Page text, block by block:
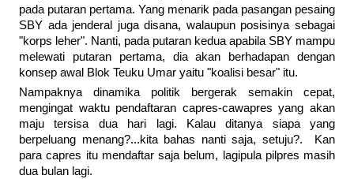
pada putaran pertama. Yang menarik pada pasangan pesaing
SBY ada jenderal juga disana, walaupun posisinya sebagai
"korps leher". Nanti, pada putaran kedua apabila SBY mampu
melewati putaran pertama, dia akan berhadapan dengan
konsep awal Blok Teuku Umar yaitu "koalisi besar" itu.
Nampaknya dinamika politik bergerak semakin cepat,
mengingat waktu pendaftaran capres-cawapres yang akan
maju tersisa dua hari lagi. Kalau ditanya siapa yang
berpeluang menang?...kita bahas nanti saja, setuju?. Kan
para capres itu mendaftar saja belum, lagipula pilpres masih
dua bulan lagi.